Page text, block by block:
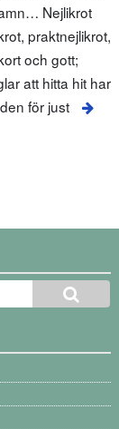
Nejlikrot
praktnejlikrot,
och gott;
att hitta hit har
för just